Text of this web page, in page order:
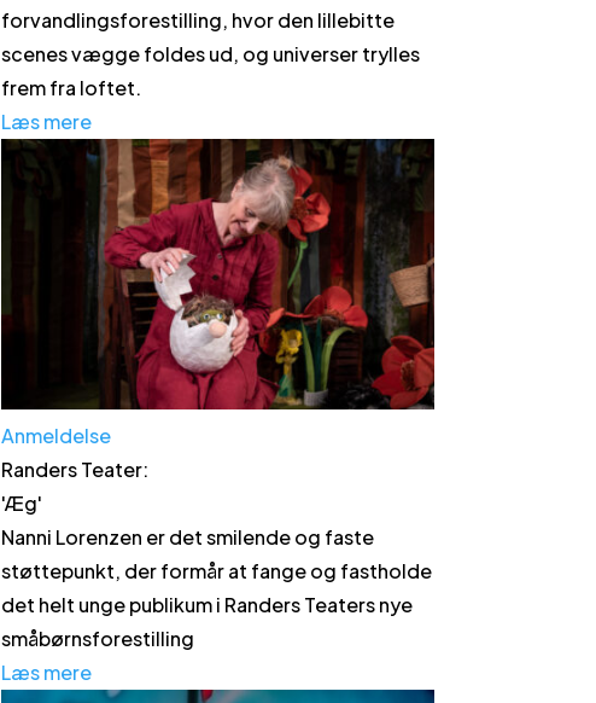
forvandlingsforestilling, hvor den lillebitte
scenes vægge foldes ud, og universer trylles
frem fra loftet.
Læs mere
Anmeldelse
Randers Teater:
'Æg'
Nanni Lorenzen er det smilende og faste
støttepunkt, der formår at fange og fastholde
det helt unge publikum i Randers Teaters nye
småbørnsforestilling
Læs mere